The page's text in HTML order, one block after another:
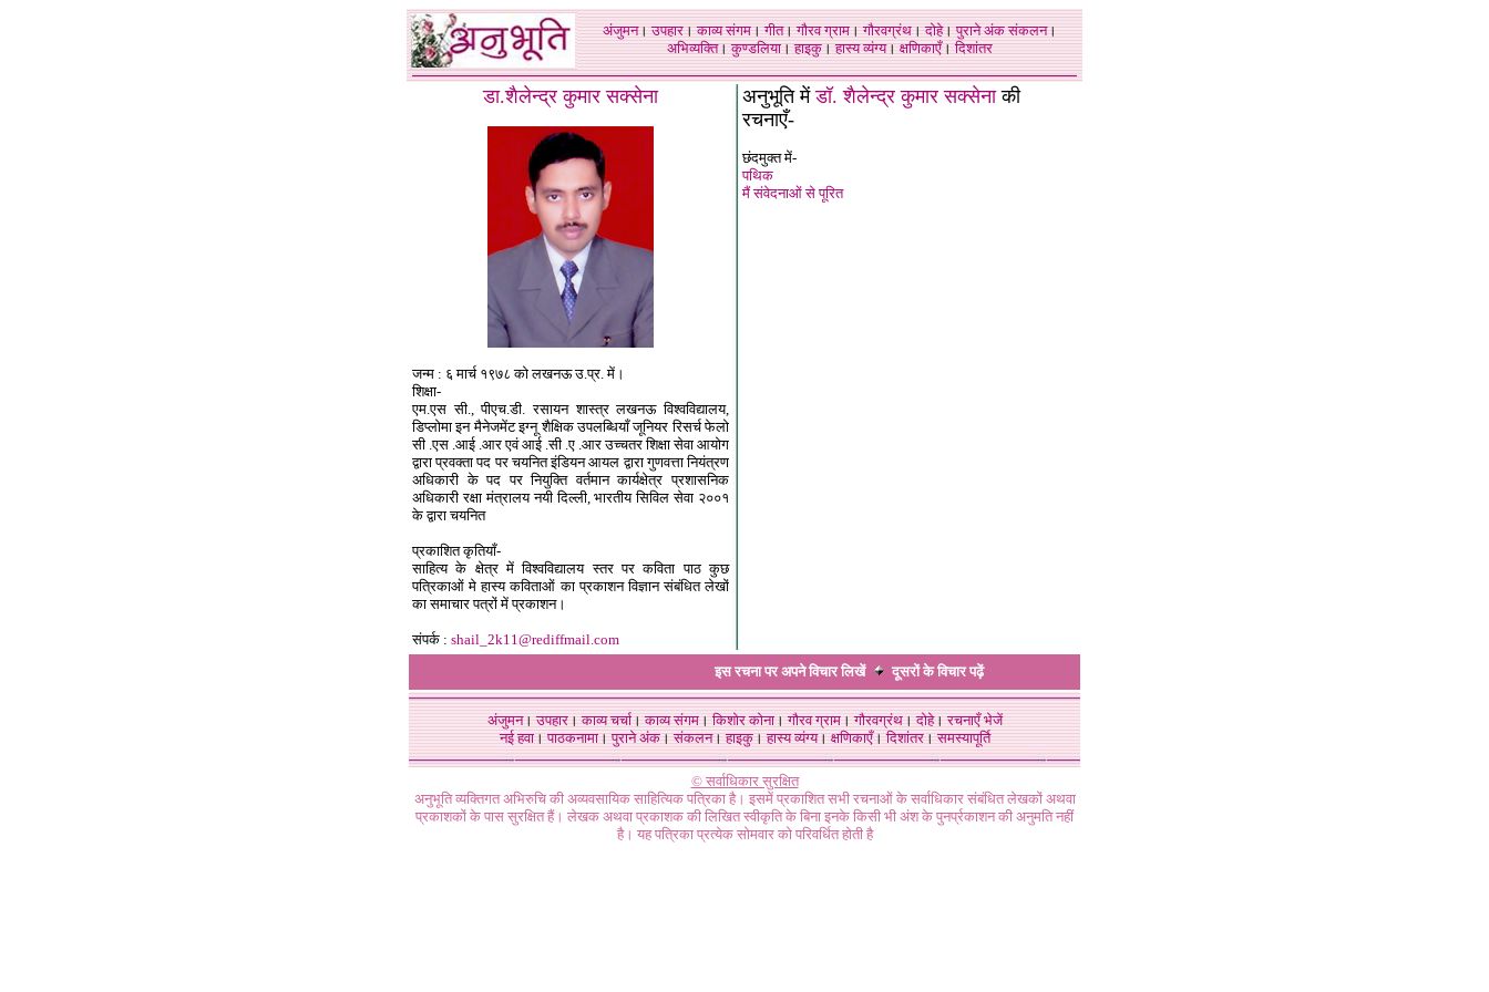
अंजुमन।उपहार।काव्य संगम।गीत।गौरव ग्राम।गौरवग्रंथ।दोहे।पुराने अंक संकलन।
अभिव्यक्ति।कुण्डलिया।हाइकु।हास्य व्यंग्य।क्षणिकाएँ।दिशांतर
डा.शैलेन्द्र कुमार सक्सेना
जन्म : ६ मार्च १९७८ को लखनऊ उ.प्र. में।
शिक्षा-
एम.एस सी., पीएच.डी. रसायन शास्त्र लखनऊ विश्वविद्यालय,
डिप्लोमा इन मैनेजमेंट इग्नू शैक्षिक उपलब्धियाँ जूनियर रिसर्च फेलो
सी .एस .आई .आर एवं आई .सी .ए .आर उच्चतर शिक्षा सेवा आयोग
द्वारा प्रवक्ता पद पर चयनित इंडियन आयल द्वारा गुणवत्ता नियंत्रण
अधिकारी के पद पर नियुक्ति वर्तमान कार्यक्षेत्र प्रशासनिक
अधिकारी रक्षा मंत्रालय नयी दिल्ली, भारतीय सिविल सेवा २००१
के द्वारा चयनित
प्रकाशित कृतियाँ-
साहित्य के क्षेत्र में विश्वविद्यालय स्तर पर कविता पाठ कुछ
पत्रिकाओं मे हास्य कविताओं का प्रकाशन विज्ञान संबंधित लेखों
का समाचार पत्रों में प्रकाशन।
संपर्क : shail_2k11@rediffmail.com
अनुभूति मेंडॉ. शैलेन्द्र कुमार सक्सेनाकी
रचनाएँ-
छंदमुक्त में-
पथिक
मैं संवेदनाओं से पूरित
इस रचना पर अपने विचार लिखें दूसरों के विचारपढ़ें
अंजुमन।उपहार।काव्य चर्चा।काव्य संगम।किशोर कोना।गौरव ग्राम।गौरवग्रंथ।दोहे।रचनाएँ भेजें
नई हवा। पाठकनामा। पुराने अंक। संकलन। हाइकु। हास्य व्यंग्य। क्षणिकाएँ। दिशांतर। समस्यापूर्ति
© सर्वाधिकार सुरक्षित
अनुभूति व्यक्तिगत अभिरुचि की अव्यवसायिक साहित्यिक पत्रिका है। इसमें प्रकाशित सभी रचनाओं के सर्वाधिकार संबंधित लेखकों अथवा
प्रकाशकों के पास सुरक्षित हैं। लेखक अथवा प्रकाशक की लिखित स्वीकृति के बिना इनके किसी भी अंश के पुनर्प्रकाशन की अनुमति नहीं
है। यह पत्रिका प्रत्येक सोमवार को परिवर्धित होती है